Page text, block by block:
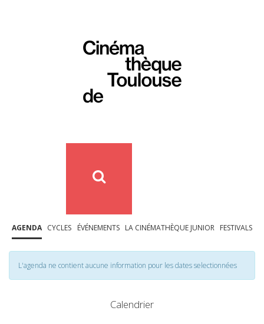
AGENDA CYCLES ÉVÉNEMENTS LA CINÉMATHÈQUE JUNIOR FESTIVALS
L'agenda ne contient aucune information pour les dates selectionnées
Calendrier